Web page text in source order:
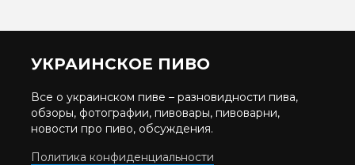
УКРАИНСКОЕ ПИВО
Все о украинском пиве – разновидности пива,
обзоры, фотографии, пивовары, пивоварни,
новости про пиво, обсуждения.
Политика конфиденциальности